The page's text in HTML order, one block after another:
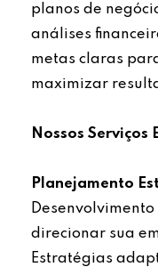
planos de
análises
metas claras
maximizar
Nossos Serviços
Planejamento
direcionar sua
Estratégias